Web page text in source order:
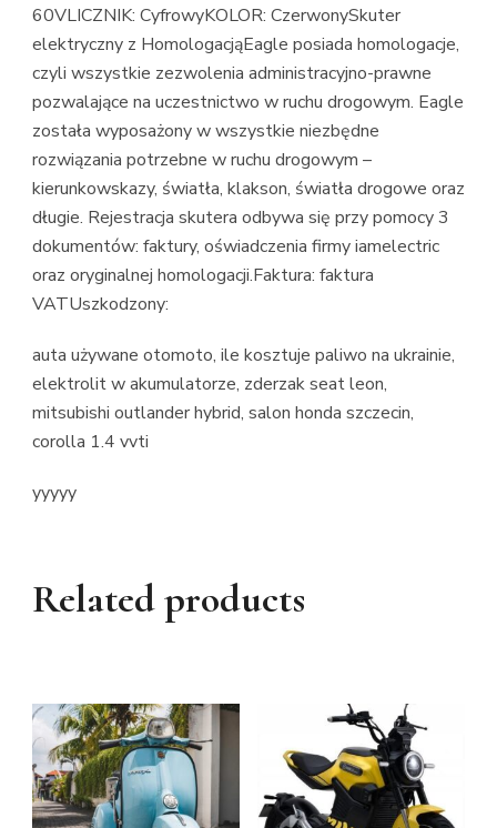
60VLICZNIK: CyfrowyKOLOR: CzerwonySkuter
elektryczny z HomologacjąEagle posiada homologacje,
czyli wszystkie zezwolenia administracyjno-prawne
pozwalające na uczestnictwo w ruchu drogowym. Eagle
została wyposażony w wszystkie niezbędne
rozwiązania potrzebne w ruchu drogowym –
kierunkowskazy, światła, klakson, światła drogowe oraz
długie. Rejestracja skutera odbywa się przy pomocy 3
dokumentów: faktury, oświadczenia firmy iamelectric
oraz oryginalnej homologacji.Faktura: faktura
VATUszkodzony:
auta używane otomoto, ile kosztuje paliwo na ukrainie,
elektrolit w akumulatorze, zderzak seat leon,
mitsubishi outlander hybrid, salon honda szczecin,
corolla 1.4 vvti
yyyyy
Related products